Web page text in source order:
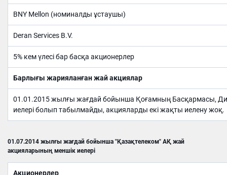
BNY Mellon (номиналды ұстаушы)
Deran Services B.V.
5% кем үлесі бар басқа акционерлер
Барлығы жарияланған жай акциялар
01.01.2015 жылғы жағдай бойынша Қоғамның Басқармасы,
иелері болып табылмайды, акцияларды екі жақты иелену жоқ.
01.07.2014 жылғы жағдай бойынша "Қазақтелеком" АҚ жай
акцияларының меншік иелері
Акционерлер